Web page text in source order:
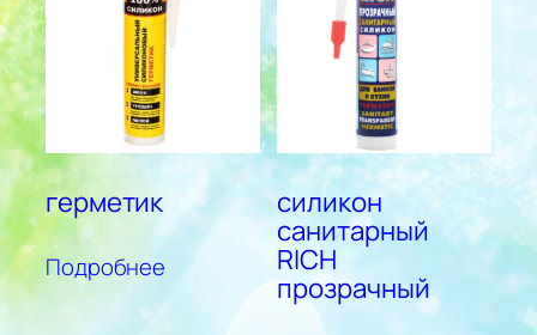
герметик
Подробнее
силикон
санитарный
RICH
прозрачный